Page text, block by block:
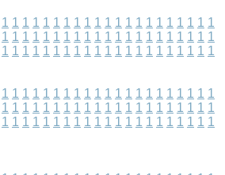
1 1 1 1 1 1 1 1 1 1 1 1 1 1 1 1 1 1 1 1 1
1 1 1 1 1 1 1 1 1 1 1 1 1 1 1 1 1 1 1 1 1
1 1 1 1 1 1 1 1 1 1 1 1 1 1 1 1 1 1 1 1 1
1 1 1 1 1 1 1 1 1 1 1 1 1 1 1 1 1 1 1 1 1
1 1 1 1 1 1 1 1 1 1 1 1 1 1 1 1 1 1 1 1 1
1 1 1 1 1 1 1 1 1 1 1 1 1 1 1 1 1 1 1 1 1